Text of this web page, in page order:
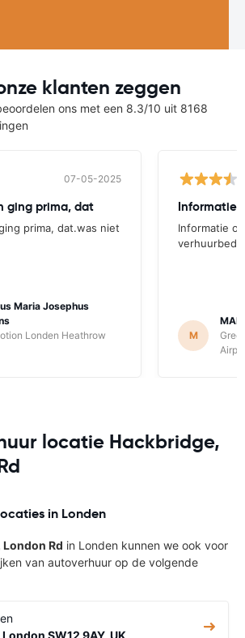
klanten zeggen
ons met een 8.3/10 uit 8168
07-05-2025
ging prima, dat
prima, dat.was niet
Maria Josephus
Londen Heathrow
Informatie
M
locatie Hackbridge,
in Londen
Rd in Londen kunnen we ook voor
van autoverhuur op de volgende
SW12 9AY, UK